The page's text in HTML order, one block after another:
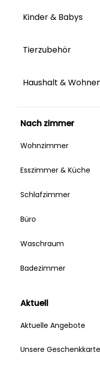
Kinder & Babys
Tierzubehör
Haushalt &
nach zimmer
Wohnzimmer
Esszimmer & Küche
Schlafzimmer
Büro
Waschraum
Badezimmer
aktuell
Aktuelle Angebote
Unsere